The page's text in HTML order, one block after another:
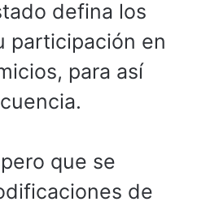
defina los
participación en
para así
que se
de